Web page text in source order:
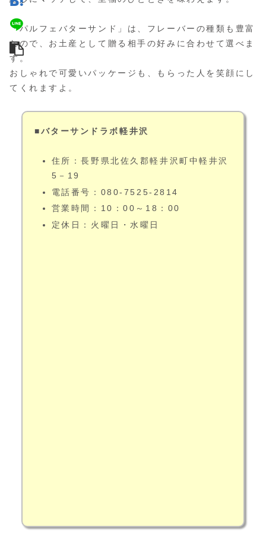
「パルフェバターサンド」は、フレーバーの種類も豊富
なので、お土産として贈る相手の好みに合わせて選べま
す。
おしゃれで可愛いパッケージも、もらった人を笑顔にし
てくれますよ。
■バターサンドラボ軽井沢
住所：長野県北佐久郡軽井沢町中軽井沢
5－19
電話番号：080-7525-2814
営業時間：10：00～18：00
定休日：火曜日・水曜日